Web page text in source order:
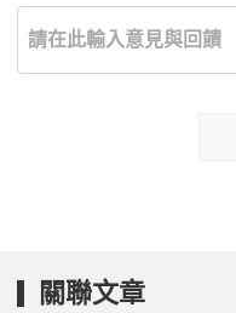
關聯文章